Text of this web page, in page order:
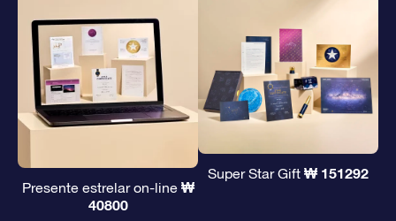
Presente estrelar on-line ₩
40800
Super Star Gift ₩ 151292